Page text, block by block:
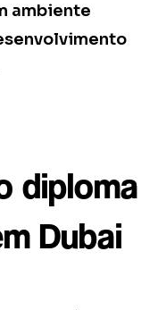
ambiente
diploma
Dubai